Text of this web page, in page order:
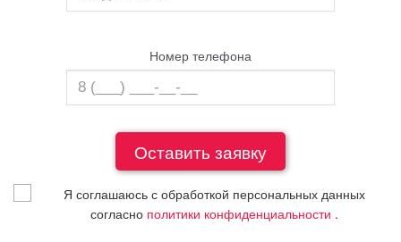
Номер телефона
Я соглашаюсь с обработкой персональных данных
согласно политики конфиденциальности .